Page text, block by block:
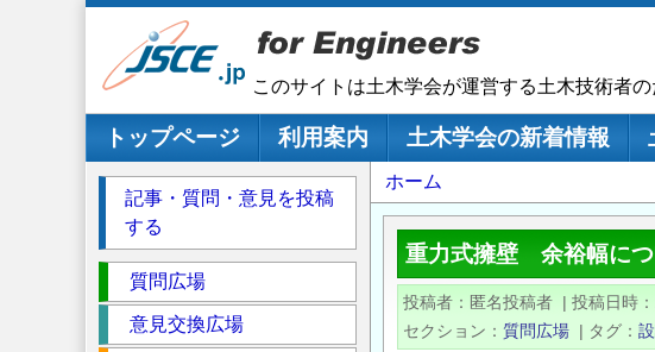
このサイトは土木学会が運営する土木技術者の
メインナビゲーション
トップページ 利用案内 土木学会の新着情報
パ
ン
く
ず
ホーム
重力式擁壁 余裕幅に
投稿者 匿名投稿者 | 投稿日時
セクション
質問広場 | タグ
記事・質問・意見を投稿
する
ク
シ
質問広場
意見交換広場